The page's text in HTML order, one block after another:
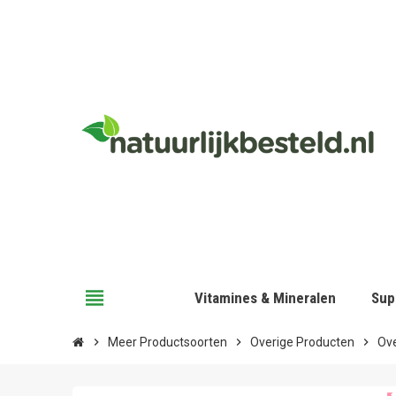
view_headline Vitamines & Mineralen
chevron_right Meer Productsoorten chevron_right Overige Producten chevron_right